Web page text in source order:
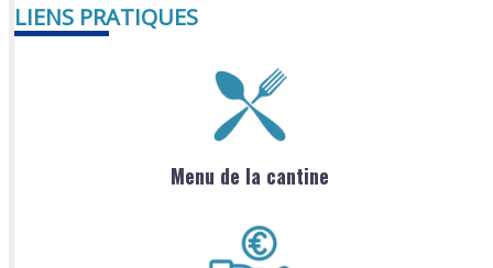
LIENS PRATIQUES
Menu de la cantine